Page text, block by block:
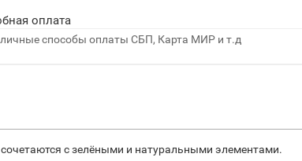
оплата
способы оплаты СБП, Карта МИР и т.д
с зелёными и натуральными элементами.